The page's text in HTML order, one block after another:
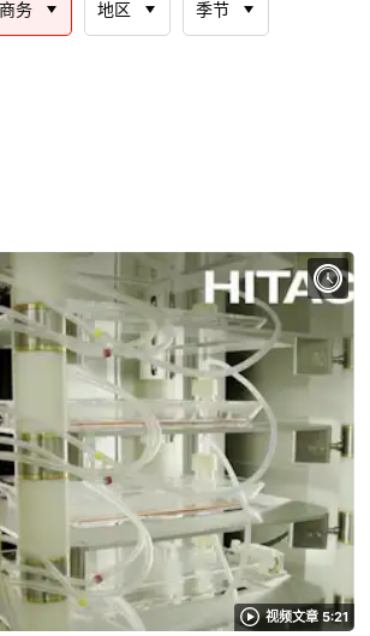
务 地区 季节
视频文章 5:21